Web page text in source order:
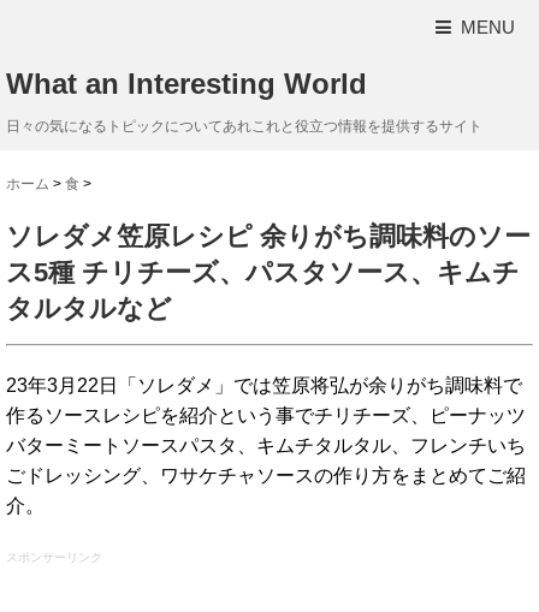
MENU
What an Interesting World
日々の気になるトピックについてあれこれと役立つ情報を提供するサイト
ホーム > 食 >
ソレダメ笠原レシピ 余りがち調味料のソー
ス5種 チリチーズ、パスタソース、キムチ
タルタルなど
23年3月22日「ソレダメ」では笠原将弘が余りがち調味料で
作るソースレシピを紹介という事でチリチーズ、ピーナッツ
バターミートソースパスタ、キムチタルタル、フレンチいち
ごドレッシング、ワサケチャソースの作り方をまとめてご紹
介。
スポンサーリンク